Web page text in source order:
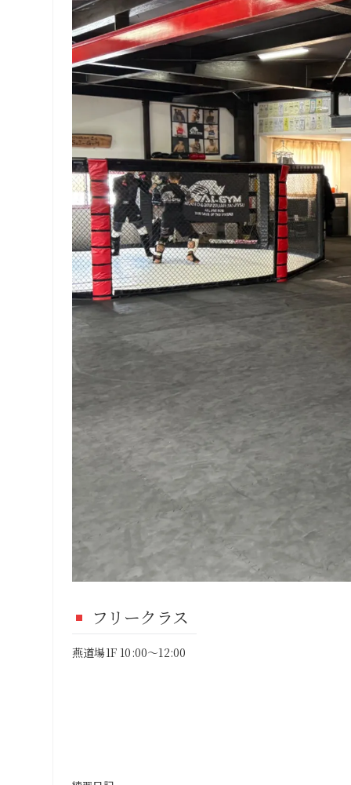
フリークラス
燕道場1F 10:00～12:00